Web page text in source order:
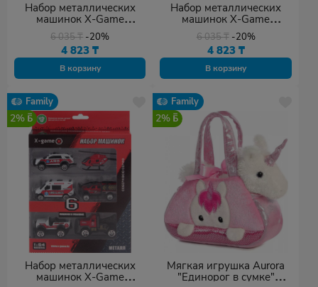
Набор металлических
машинок X-Game
XGCM6D Серия
"Спорткары" (6 шт. в
коробке)
6 035₸ -20%
4 823₸
В корзину
Набор металлических
машинок X-Game
XGCM6J Серия "Город" (6
шт. в коробке)
6 035₸ -20%
4 823 ₸
В корзину
Family
2%
Набор металлических
машинок X-Game
Family
2%
Мягкая игрушка Aurora
"Единорог в сумке"